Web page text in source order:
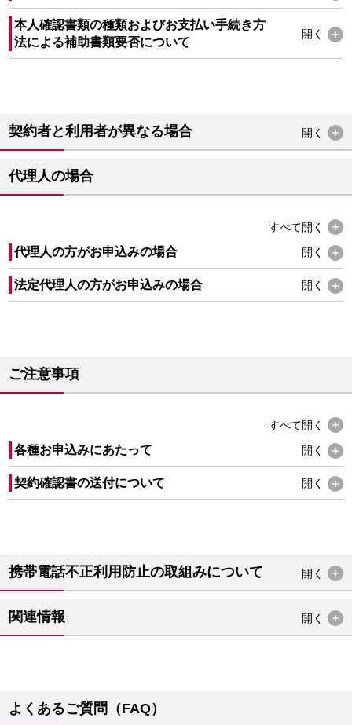
本人確認書類の種類およびお支払い手続き方
法による補助書類要否について
開く
契約者と利用者が異なる場合 開く
代理人の場合
すべて開く
代理人の方がお申込みの場合 開く
法定代理人の方がお申込みの場合 開く
ご注意事項
すべて開く
各種お申込みにあたって 開く
契約確認書の送付について 開く
携帯電話不正利用防止の取組みについて 開く
関連情報 開く
よくあるご質問（FAQ）